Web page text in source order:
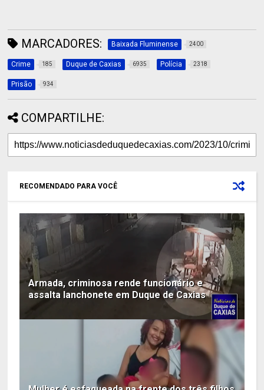
MARCADORES: Baixada Fluminense 2400
Crime 185 Duque de Caxias 6935 Polícia 2318
Prisão 934
COMPARTILHE:
RECOMENDADO PARA VOCÊ
Armada, criminosa rende funcionário e
assalta lanchonete em Duque de Caxias